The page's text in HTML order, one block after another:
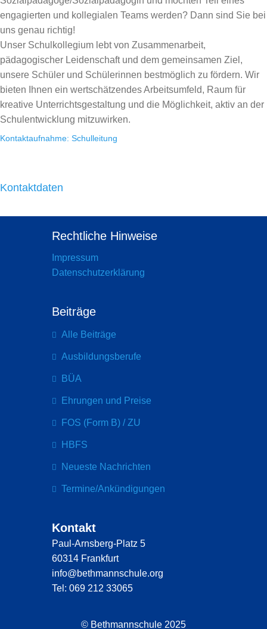
engagierten und kollegialen Teams werden? Dann sind Sie bei
uns genau richtig!
Unser Schulkollegium lebt von Zusammenarbeit,
pädagogischer Leidenschaft und dem gemeinsamen Ziel,
unsere Schüler und Schülerinnen bestmöglich zu fördern. Wir
bieten Ihnen ein wertschätzendes Arbeitsumfeld, Raum für
kreative Unterrichtsgestaltung und die Möglichkeit, aktiv an der
Schulentwicklung mitzuwirken.
Kontaktaufnahme: Schulleitung
Kontaktdaten
Rechtliche Hinweise
Impressum
Datenschutzerklärung
Beiträge
Alle Beiträge
Ausbildungsberufe
BÜA
Ehrungen und Preise
FOS (Form B) / ZU
HBFS
Neueste Nachrichten
Termine/Ankündigungen
Kontakt
Paul-Arnsberg-Platz 5
60314 Frankfurt
info@bethmannschule.org
Tel: 069 212 33065
© Bethmannschule 2025